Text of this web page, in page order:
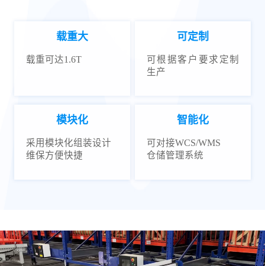
载重大
载重可达1.6T
可定制
可根据客户要求定制
生产
模块化
采用模块化组装设计
维保方便快捷
智能化
可对接WCS/WMS
仓储管理系统